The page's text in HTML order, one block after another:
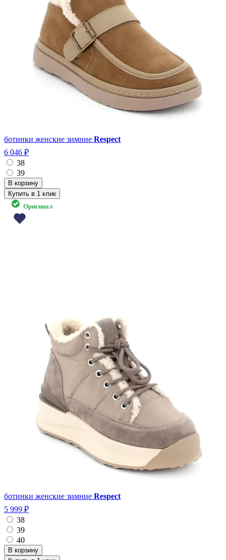
ботинки женские зимние Respect
6 046 ₽
38
39
Купить в 1 клик
Оригинал
ботинки женские зимние Respect
5 999 ₽
38
39
40